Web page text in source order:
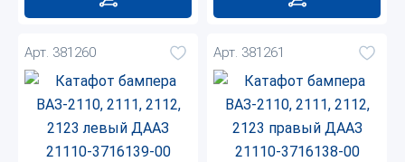
Арт. 381260 Арт. 381261